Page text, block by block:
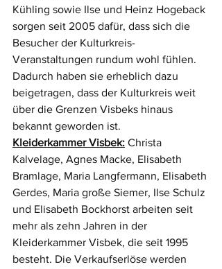
Kühling sowie Ilse und Heinz Hogeback
sorgen seit 2005 dafür, dass sich die
Besucher der Kulturkreis-
Veranstaltungen rundum wohl fühlen.
Dadurch haben sie erheblich dazu
beigetragen, dass der Kulturkreis weit
über die Grenzen Visbeks hinaus
bekannt geworden ist.
Kleiderkammer Visbek: Christa
Kalvelage, Agnes Macke, Elisabeth
Bramlage, Maria Langfermann, Elisabeth
Gerdes, Maria große Siemer, Ilse Schulz
und Elisabeth Bockhorst arbeiten seit
mehr als zehn Jahren in der
Kleiderkammer Visbek, die seit 1995
besteht. Die Verkaufserlöse werden